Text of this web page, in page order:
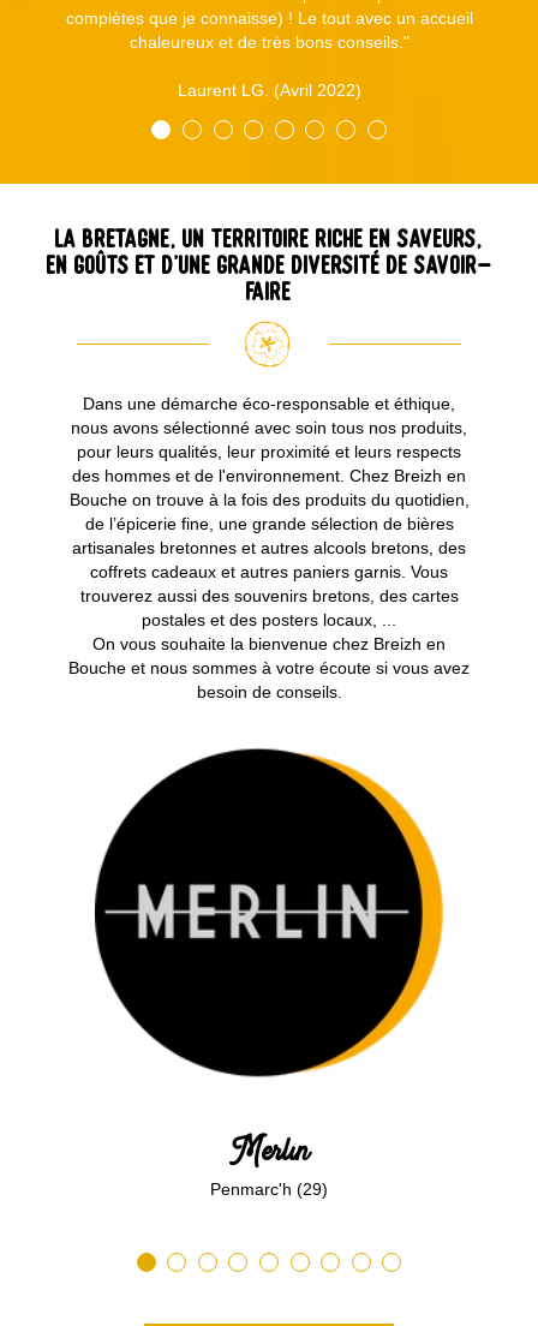
Ajouter à ma liste d'envies ×
Créer une nouvelle liste
Créer une liste d'envies
Nom de la liste d'envies
Annuler Créer une liste d'envies
((modalTitle)) ×
((confirmMessage))
((cancelText)) ((modalDeleteText))
Connexion
Vous devez être connecté pour ajouter des produits à
votre liste d'envies.
Annuler Connexion
complètes que je connaisse) ! Le tout avec un accueil
chaleureux et de très bons conseils."
Laurent LG. (Avril 2022)
La Bretagne, un territoire riche en saveurs,
en goûts et d’une grande diversité de savoir-
faire
Dans une démarche éco-responsable et éthique,
nous avons sélectionné avec soin tous nos produits,
pour leurs qualités, leur proximité et leurs respects
des hommes et de l'environnement. Chez Breizh en
Bouche on trouve à la fois des produits du quotidien,
de l’épicerie fine, une grande sélection de bières
artisanales bretonnes et autres alcools bretons, des
coffrets cadeaux et autres paniers garnis. Vous
trouverez aussi des souvenirs bretons, des cartes
postales et des posters locaux, ...
On vous souhaite la bienvenue chez Breizh en
Bouche et nous sommes à votre écoute si vous avez
besoin de conseils.
Merlin
Penmarc'h (29)